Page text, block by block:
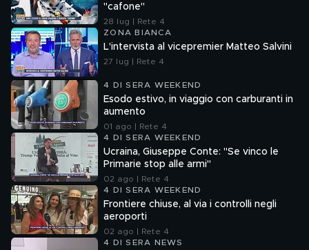
"cafone"
28 lug | Rete 4
ZONA BIANCA
L'intervista al vicepremier Matteo Salvini
27 lug | Rete 4
4 DI SERA WEEKEND
Esodo estivo, in viaggio con carburanti in
aumento
01 ago | Rete 4
4 DI SERA WEEKEND
Ucraina, Giuseppe Conte: "Se vinco le
Primarie stop alle armi"
02 ago | Rete 4
4 DI SERA WEEKEND
Frontiere chiuse, al via i controlli negli
aeroporti
02 ago | Rete 4
4 DI SERA NEWS